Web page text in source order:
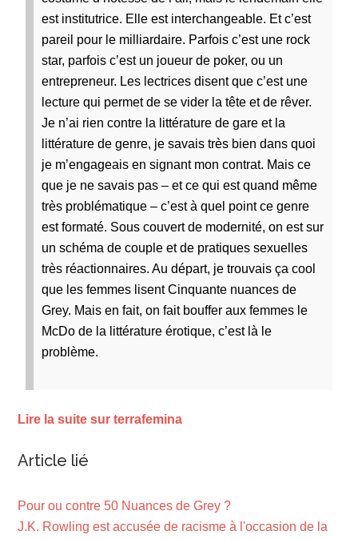
est institutrice. Elle est interchangeable. Et c’est
pareil pour le milliardaire. Parfois c’est une rock
star, parfois c’est un joueur de poker, ou un
entrepreneur. Les lectrices disent que c’est une
lecture qui permet de se vider la tête et de rêver.
Je n’ai rien contre la littérature de gare et la
littérature de genre, je savais très bien dans quoi
je m’engageais en signant mon contrat. Mais ce
que je ne savais pas – et ce qui est quand même
très problématique – c’est à quel point ce genre
est formaté. Sous couvert de modernité, on est sur
un schéma de couple et de pratiques sexuelles
très réactionnaires. Au départ, je trouvais ça cool
que les femmes lisent Cinquante nuances de
Grey. Mais en fait, on fait bouffer aux femmes le
McDo de la littérature érotique, c’est là le
problème.
Lire la suite sur terrafemina
Article lié
Pour ou contre 50 Nuances de Grey ?
J.K. Rowling est accusée de racisme à l'occasion de la